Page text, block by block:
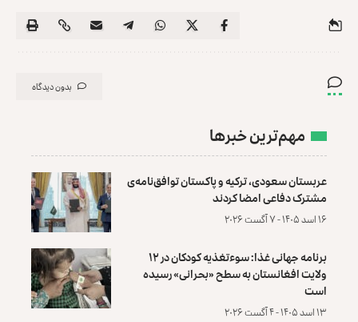
بدون دیدگاه
مهم‌ترین خبرها
عربستان سعودی، ترکیه و پاکستان توافق‌نامه‌ی
مشترک دفاعی امضا کردند
۱۶ اسد ۱۴۰۵ - ۷ آگست ۲۰۲۶
برنامه جهانی غذا: سوءتغذیه کودکان در ۱۲
ولایت افغانستان به سطح «بحرانی» رسیده
است
۱۳ اسد ۱۴۰۵ - ۴ آگست ۲۰۲۶